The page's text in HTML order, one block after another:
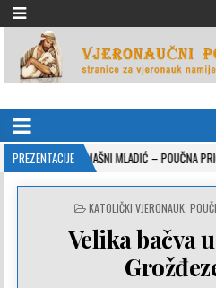
VJERONAUČNI
PREZENTACIJE
MLADIĆ – POUČNA PRIČA ZA VJERONAUK PPS
POSTED
KATOLIČKI VJERONAUK
Velika bačva